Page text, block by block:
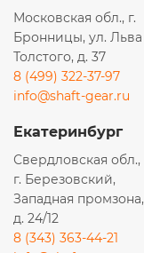
Московская обл., г.
Бронницы, ул. Льва
Толстого, д. 37
8 (499) 322-37-97
info@shaft-gear.ru
Екатеринбург
Свердловская обл.,
г. Березовский,
Западная промзона,
д. 24/12
8 (343) 363-44-21